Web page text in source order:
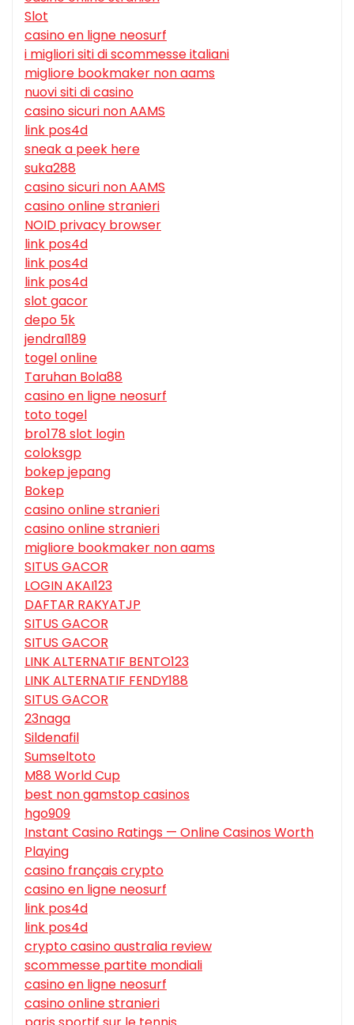
Slot
casino en ligne neosurf
i migliori siti di scommesse italiani
migliore bookmaker non aams
nuovi siti di casino
casino sicuri non AAMS
link pos4d
sneak a peek here
suka288
casino sicuri non AAMS
casino online stranieri
NOID privacy browser
link pos4d
link pos4d
link pos4d
slot gacor
depo 5k
jendral189
togel online
Taruhan Bola88
casino en ligne neosurf
toto togel
bro178 slot login
coloksgp
bokep jepang
Bokep
casino online stranieri
casino online stranieri
migliore bookmaker non aams
SITUS GACOR
LOGIN AKAI123
DAFTAR RAKYATJP
SITUS GACOR
SITUS GACOR
LINK ALTERNATIF BENTO123
LINK ALTERNATIF FENDY188
SITUS GACOR
23naga
Sildenafil
Sumseltoto
M88 World Cup
best non gamstop casinos
hgo909
Instant Casino Ratings — Online Casinos Worth
Playing
casino français crypto
casino en ligne neosurf
link pos4d
link pos4d
crypto casino australia review
scommesse partite mondiali
casino en ligne neosurf
casino online stranieri